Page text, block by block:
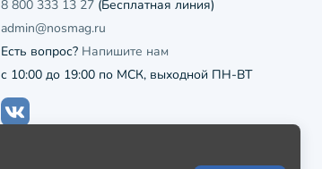
8 800 333 13 27(Бесплатная линия)
admin@nosmag.ru
Есть вопрос? Напишите нам
с 10:00 до 19:00 по МСК, выходной ПН-ВТ